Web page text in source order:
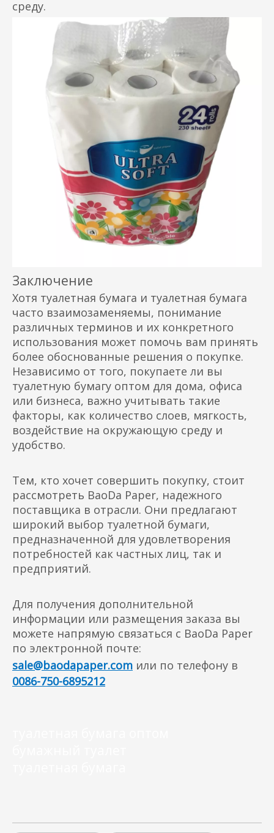
среду.
Заключение
Хотя туалетная бумага и туалетная бумага
часто взаимозаменяемы, понимание
различных терминов и их конкретного
использования может помочь вам принять
более обоснованные решения о покупке.
Независимо от того, покупаете ли вы
туалетную бумагу оптом для дома, офиса
или бизнеса, важно учитывать такие
факторы, как количество слоев, мягкость,
воздействие на окружающую среду и
удобство.
Тем, кто хочет совершить покупку, стоит
рассмотреть BaoDa Paper, надежного
поставщика в отрасли. Они предлагают
широкий выбор туалетной бумаги,
предназначенной для удовлетворения
потребностей как частных лиц, так и
предприятий.
Для получения дополнительной
информации или размещения заказа вы
можете напрямую связаться с BaoDa Paper
по электронной почте:
sale@baodapaper.com или по телефону в
0086-750-6895212